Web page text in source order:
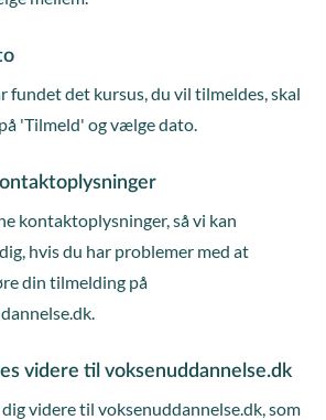
fundet det kursus, du vil tilmeldes, skal
'Tilmeld' og vælge dato.
kontaktoplysninger, så vi kan
hvis du har problemer med at
din tilmelding på
videre til voksenuddannelse.dk
videre til voksenuddannelse.dk, som